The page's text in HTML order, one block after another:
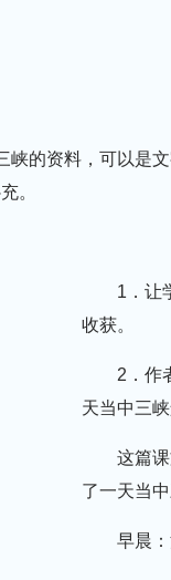
峡的资料，可以是
。
1．让
收获。
2．作
天当中三
这篇
了一天当
早晨